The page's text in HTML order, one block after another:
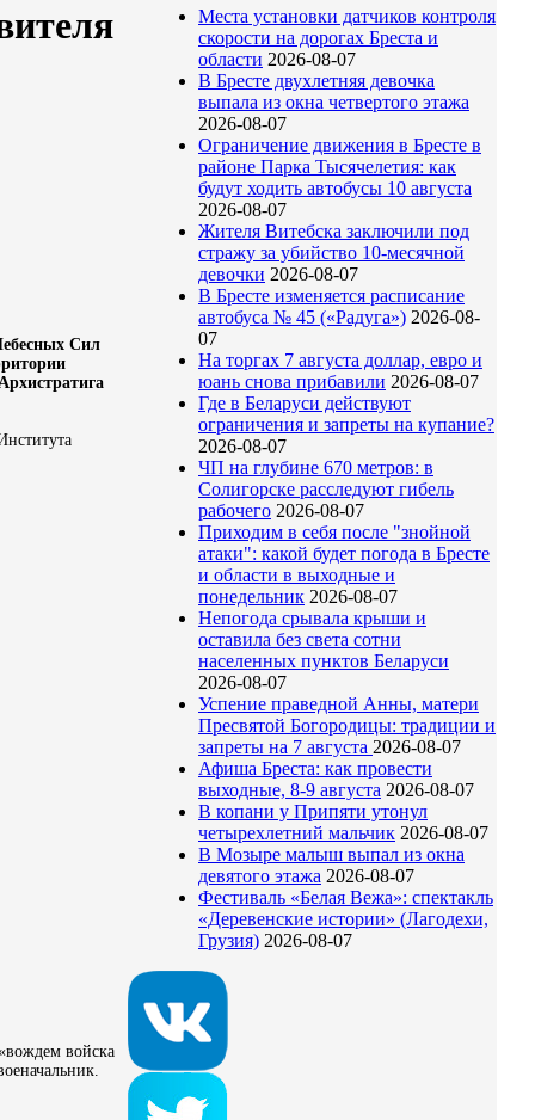
Сил
войска
Места установки датчиков контроля
скорости на дорогах Бреста и
области 2026-08-07
В Бресте двухлетняя девочка
выпала из окна четвертого этажа
2026-08-07
Ограничение движения в Бресте в
районе Парка Тысячелетия: как
будут ходить автобусы 10 августа
2026-08-07
Жителя Витебска заключили под
стражу за убийство 10-месячной
девочки 2026-08-07
В Бресте изменяется расписание
автобуса № 45 («Радуга») 2026-08-
07
На торгах 7 августа доллар, евро и
юань снова прибавили 2026-08-07
Где в Беларуси действуют
ограничения и запреты на купание?
2026-08-07
ЧП на глубине 670 метров: в
Солигорске расследуют гибель
рабочего 2026-08-07
Приходим в себя после "знойной
атаки": какой будет погода в Бресте
и области в выходные и
понедельник 2026-08-07
Непогода срывала крыши и
оставила без света сотни
населенных пунктов Беларуси
2026-08-07
Успение праведной Анны, матери
Пресвятой Богородицы: традиции и
запреты на 7 августа 2026-08-07
Афиша Бреста: как провести
выходные, 8-9 августа 2026-08-07
В копани у Припяти утонул
четырехлетний мальчик 2026-08-07
В Мозыре малыш выпал из окна
девятого этажа 2026-08-07
Фестиваль «Белая Вежа»: спектакль
«Деревенские истории» (Лагодехи,
Грузия) 2026-08-07